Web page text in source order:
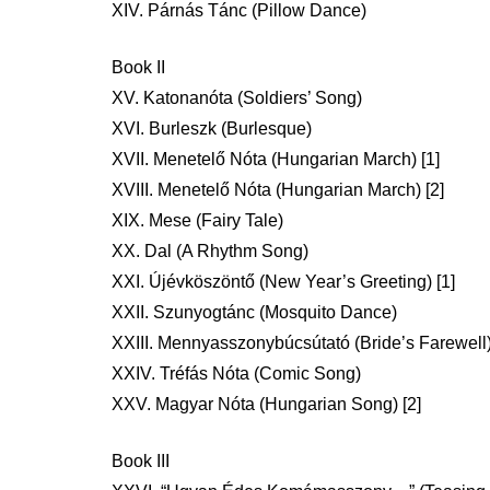
XIV. Párnás Tánc (Pillow Dance)
Book II
XV. Katonanóta (Soldiers’ Song)
XVI. Burleszk (Burlesque)
XVII. Menetelő Nóta (Hungarian March) [1]
XVIII. Menetelő Nóta (Hungarian March) [2]
XIX. Mese (Fairy Tale)
XX. Dal (A Rhythm Song)
XXI. Újévköszöntő (New Year’s Greeting) [1]
XXII. Szunyogtánc (Mosquito Dance)
XXIII. Mennyasszonybúcsútató (Bride’s
XXIV. Tréfás Nóta (Comic Song)
XXV. Magyar Nóta (Hungarian Song) [2]
Book III